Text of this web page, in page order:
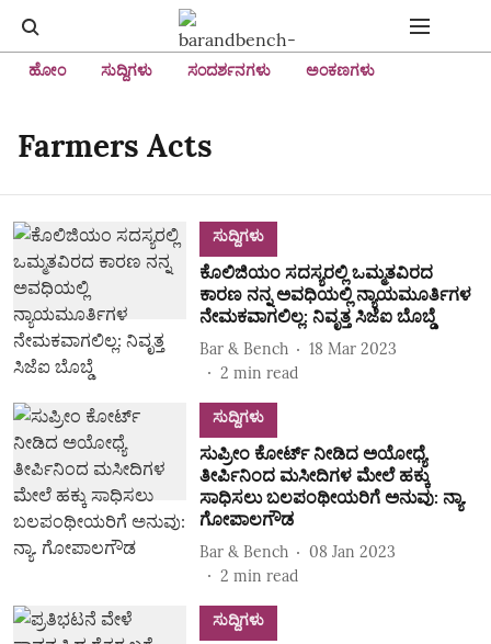
ಹೋಂ ಸುದ್ದಿಗಳು ಸಂದರ್ಶನಗಳು ಅಂಕಣಗಳು
Farmers Acts
ಸುದ್ದಿಗಳು
ಕೊಲಿಜಿಯಂ ಸದಸ್ಯರಲ್ಲಿ ಒಮ್ಮತವಿರದ
ಕಾರಣ ನನ್ನ ಅವಧಿಯಲ್ಲಿ ನ್ಯಾಯಮೂರ್ತಿಗಳ
ನೇಮಕವಾಗಲಿಲ್ಲ: ನಿವೃತ್ತ ಸಿಜೆಐ ಬೊಬ್ಡೆ
Bar & Bench
18 Mar 2023
2 min read
ಸುದ್ದಿಗಳು
ಸುಪ್ರೀಂ ಕೋರ್ಟ್ ನೀಡಿದ ಅಯೋಧ್ಯೆ
ತೀರ್ಪಿನಿಂದ ಮಸೀದಿಗಳ ಮೇಲೆ ಹಕ್ಕು
ಸಾಧಿಸಲು ಬಲಪಂಥೀಯರಿಗೆ ಅನುವು: ನ್ಯಾ.
ಗೋಪಾಲಗೌಡ
Bar & Bench
08 Jan 2023
2 min read
ಸುದ್ದಿಗಳು